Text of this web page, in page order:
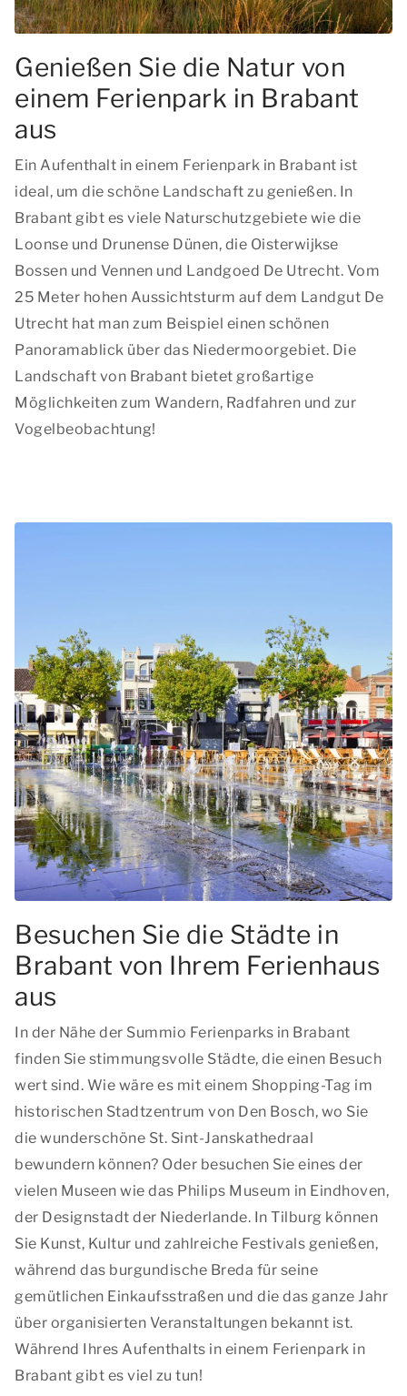
Genießen Sie die Natur von
einem Ferienpark in Brabant
aus
Ein Aufenthalt in einem Ferienpark in Brabant ist
ideal, um die schöne Landschaft zu genießen. In
Brabant gibt es viele Naturschutzgebiete wie die
Loonse und Drunense Dünen, die Oisterwijkse
Bossen und Vennen und Landgoed De Utrecht. Vom
25 Meter hohen Aussichtsturm auf dem Landgut De
Utrecht hat man zum Beispiel einen schönen
Panoramablick über das Niedermoorgebiet. Die
Landschaft von Brabant bietet großartige
Möglichkeiten zum Wandern, Radfahren und zur
Vogelbeobachtung!
Besuchen Sie die Städte in
Brabant von Ihrem Ferienhaus
aus
In der Nähe der Summio Ferienparks in Brabant
finden Sie stimmungsvolle Städte, die einen Besuch
wert sind. Wie wäre es mit einem Shopping-Tag im
historischen Stadtzentrum von Den Bosch, wo Sie
die wunderschöne St. Sint-Janskathedraal
bewundern können? Oder besuchen Sie eines der
vielen Museen wie das Philips Museum in Eindhoven,
der Designstadt der Niederlande. In Tilburg können
Sie Kunst, Kultur und zahlreiche Festivals genießen,
während das burgundische Breda für seine
gemütlichen Einkaufsstraßen und die das ganze Jahr
über organisierten Veranstaltungen bekannt ist.
Während Ihres Aufenthalts in einem Ferienpark in
Brabant gibt es viel zu tun!